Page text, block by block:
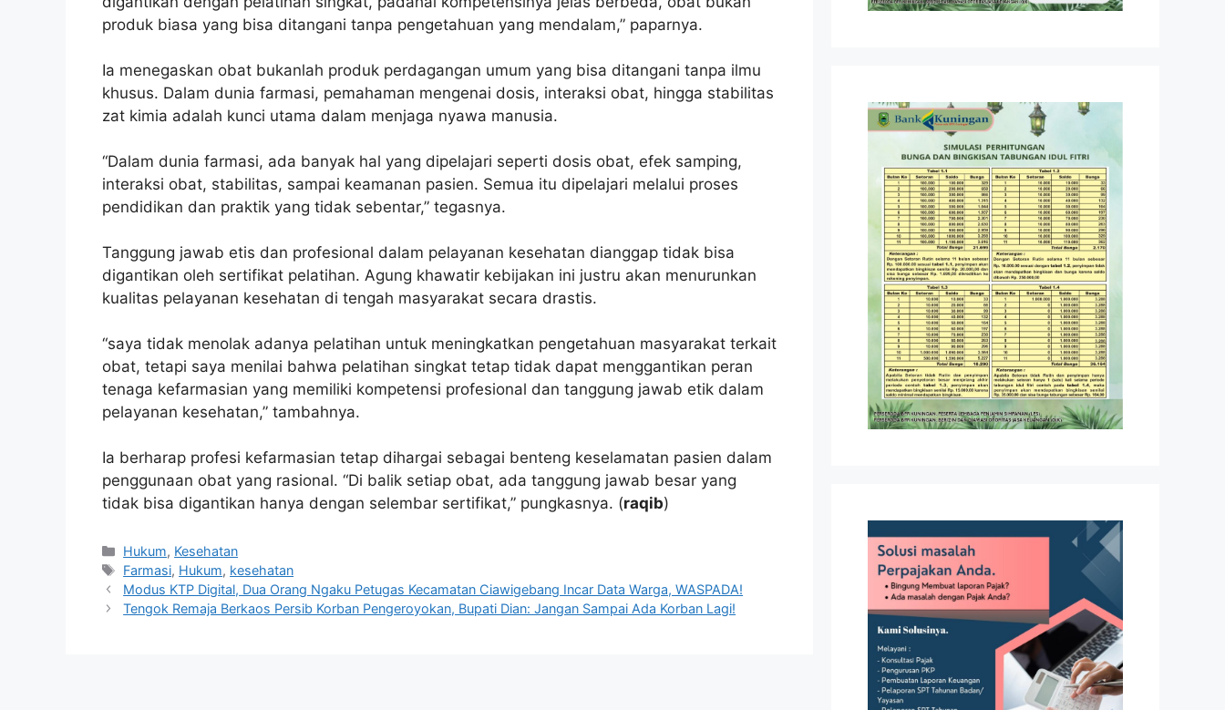
produk biasa yang bisa ditangani tanpa pengetahuan yang mendalam,” paparnya.
Ia menegaskan obat bukanlah produk perdagangan umum yang bisa ditangani tanpa ilmu
khusus. Dalam dunia farmasi, pemahaman mengenai dosis, interaksi obat, hingga stabilitas
zat kimia adalah kunci utama dalam menjaga nyawa manusia.
“Dalam dunia farmasi, ada banyak hal yang dipelajari seperti dosis obat, efek samping,
interaksi obat, stabilitas, sampai keamanan pasien. Semua itu dipelajari melalui proses
pendidikan dan praktik yang tidak sebentar,” tegasnya.
Tanggung jawab etis dan profesional dalam pelayanan kesehatan dianggap tidak bisa
digantikan oleh sertifikat pelatihan. Agung khawatir kebijakan ini justru akan menurunkan
kualitas pelayanan kesehatan di tengah masyarakat secara drastis.
“saya tidak menolak adanya pelatihan untuk meningkatkan pengetahuan masyarakat terkait
obat, tetapi saya menilai bahwa pelatihan singkat tetap tidak dapat menggantikan peran
tenaga kefarmasian yang memiliki kompetensi profesional dan tanggung jawab etik dalam
pelayanan kesehatan,” tambahnya.
Ia berharap profesi kefarmasian tetap dihargai sebagai benteng keselamatan pasien dalam
penggunaan obat yang rasional. “Di balik setiap obat, ada tanggung jawab besar yang
tidak bisa digantikan hanya dengan selembar sertifikat,” pungkasnya. (raqib)
Kategori
Hukum, Kesehatan
Tag
Farmasi, Hukum, kesehatan
Modus KTP Digital, Dua Orang Ngaku Petugas Kecamatan Ciawigebang Incar Data Warga, WASPADA!
Tengok Remaja Berkaos Persib Korban Pengeroyokan, Bupati Dian: Jangan Sampai Ada Korban Lagi!